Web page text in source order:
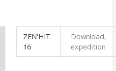
ZEN'HIT
16
Download,
expedition